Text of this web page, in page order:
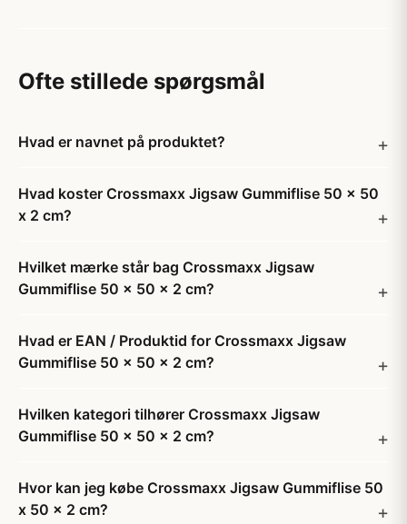
Ofte stillede spørgsmål
Hvad er navnet på produktet?
Hvad koster Crossmaxx Jigsaw Gummiflise 50 x 50
x 2 cm?
Hvilket mærke står bag Crossmaxx Jigsaw
Gummiflise 50 x 50 x 2 cm?
Hvad er EAN / Produktid for Crossmaxx Jigsaw
Gummiflise 50 x 50 x 2 cm?
Hvilken kategori tilhører Crossmaxx Jigsaw
Gummiflise 50 x 50 x 2 cm?
Hvor kan jeg købe Crossmaxx Jigsaw Gummiflise 50
x 50 x 2 cm?